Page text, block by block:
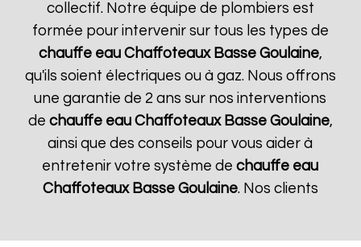
collectif. Notre équipe de plombiers est
formée pour intervenir sur tous les types de
chauffe eau Chaffoteaux Basse Goulaine,
qu'ils soient électriques ou à gaz. Nous offrons
une garantie de 2 ans sur nos interventions
de chauffe eau Chaffoteaux Basse Goulaine,
ainsi que des conseils pour vous aider à
entretenir votre système dechauffe eau
Chaffoteaux Basse Goulaine. Nos clients